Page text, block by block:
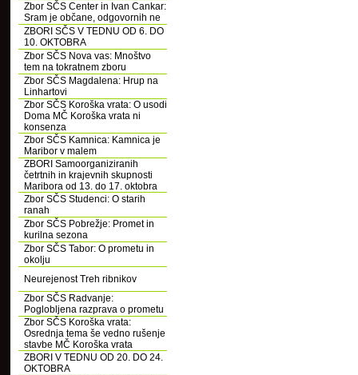
Zbor SČS Center in Ivan Cankar:
Sram je občane, odgovornih ne
ZBORI SČS V TEDNU OD 6. DO
10. OKTOBRA
Zbor SČS Nova vas: Mnoštvo
tem na tokratnem zboru
Zbor SČS Magdalena: Hrup na
Linhartovi
Zbor SČS Koroška vrata: O usodi
Doma MČ Koroška vrata ni
konsenza
Zbor SČS Kamnica: Kamnica je
Maribor v malem
ZBORI Samoorganiziranih
četrtnih in krajevnih skupnosti
Maribora od 13. do 17. oktobra
Zbor SČS Studenci: O starih
ranah
Zbor SČS Pobrežje: Promet in
kurilna sezona
Zbor SČS Tabor: O prometu in
okolju
Neurejenost Treh ribnikov
Zbor SČS Radvanje:
Poglobljena razprava o prometu
Zbor SČS Koroška vrata:
Osrednja tema še vedno rušenje
stavbe MČ Koroška vrata
ZBORI V TEDNU OD 20. DO 24.
OKTOBRA